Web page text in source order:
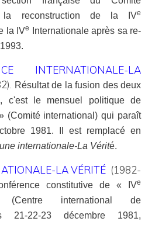
la reconstruction de la IVe
la IVe
Internationale après sa re-
INTERNATIONALE-LA
Résultat de la fusion des deux
c'est le mensuel politique de
(Comité international) qui paraît
1981. Il est remplacé en
internationale-La Vérité.
LA VÉRITÉ (1982-
constitutive de « IVe
(Centre international de
21-22-23 décembre 1981,